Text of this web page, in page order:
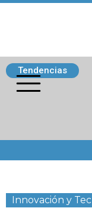
Tendencias
Innovación y